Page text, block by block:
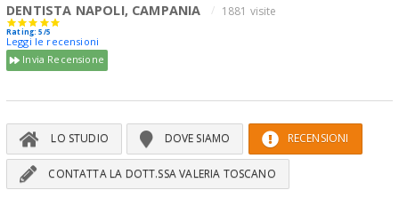
DENTISTA NAPOLI, CAMPANIA 1881 visite
Rating: 5/5
Leggi le recensioni
Invia Recensione
LO STUDIO DOVE SIAMO RECENSIONI
CONTATTA LA DOTT.SSA VALERIA TOSCANO